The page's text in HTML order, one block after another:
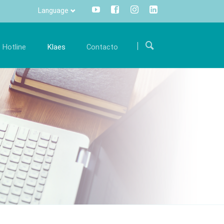
Language
navegación
trade
innovadora
La solución para la
la
Comunicación
Toda la información pulsando un
botón - centralizado y transparente.
Info Manager
CRM
DMS
openTRANS
Hotline Klaes
parte de nuestro equipo internacional y
con su conocimiento experto.
de trabajo
Contacto
Internacional
Como encontrarnos
Formulario de contacto